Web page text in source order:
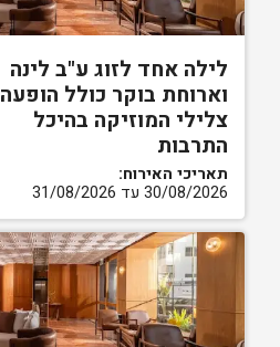
לילה אחד לזוג ע"ב לינה
וארוחת בוקר כולל הופעה
צלילי המוזיקה בהיכל
התרבות
תאריכי האירוח:
30/08/2026 עד 31/08/2026